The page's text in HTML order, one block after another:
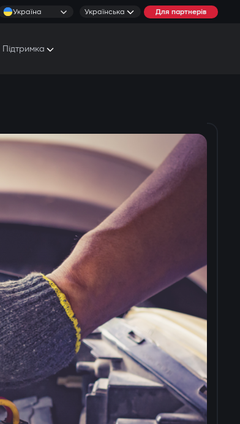
Україна Українська Для партнерів
Підтримка